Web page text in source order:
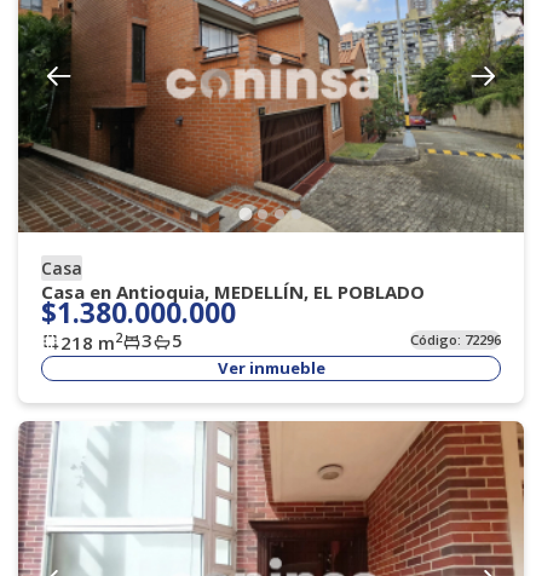
Casa
Casa en Antioquia, MEDELLÍN, EL POBLADO
$1.380.000.000
218 m2 3 5 Código: 72296
Ver inmueble